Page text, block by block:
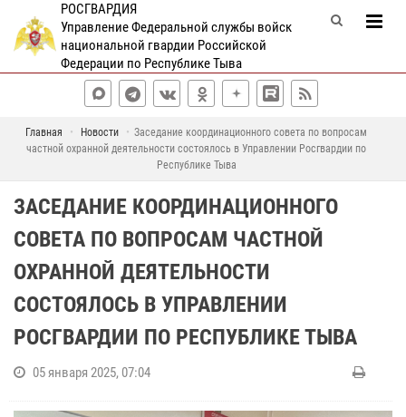
РОСГВАРДИЯ
Управление Федеральной службы войск
национальной гвардии Российской
Федерации по Республике Тыва
Главная Новости
Заседание координационного совета по вопросам
частной охранной деятельности состоялось в Управлении Росгвардии по
Республике Тыва
ЗАСЕДАНИЕ КООРДИНАЦИОННОГО
СОВЕТА ПО ВОПРОСАМ ЧАСТНОЙ
ОХРАННОЙ ДЕЯТЕЛЬНОСТИ
СОСТОЯЛОСЬ В УПРАВЛЕНИИ
РОСГВАРДИИ ПО РЕСПУБЛИКЕ ТЫВА
05 января 2025, 07:04